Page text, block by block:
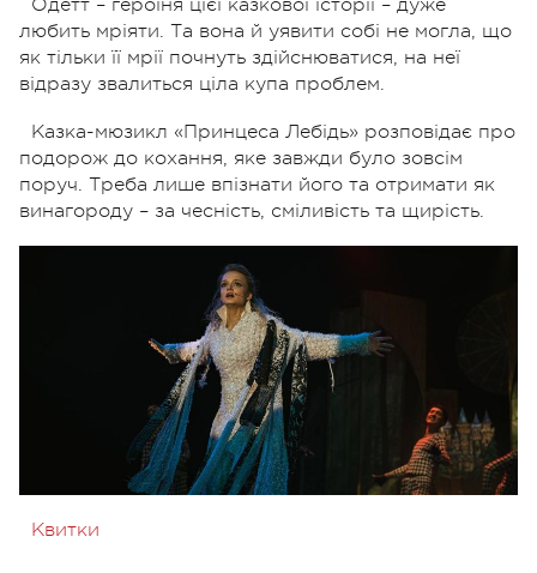
Одетт – героїня цієї казкової історії – дуже
любить мріяти. Та вона й уявити собі не могла, що
як тільки її мрії почнуть здійснюватися, на неї
відразу звалиться ціла купа проблем.
Казка-мюзикл «Принцеса Лебідь» розповідає про
подорож до кохання, яке завжди було зовсім
поруч. Треба лише впізнати його та отримати як
винагороду – за чесність, сміливість та щирість.
Квитки